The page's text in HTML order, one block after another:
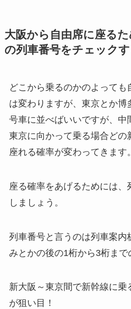
大阪から自由席に座る
の列車番号をチェックす
どこから乗るのかのよっても
は変わりますが、東京とか博
号車に並べばいいですが、中
東京に向かって乗る場合どの
座れる確率が変わってきます。
座る確率をあげるためには、
しましょう。
列車番号と言うのは列車案内
みとかの後の1桁から3桁まで
新大阪～東京間で新幹線に乗
が狙い目！